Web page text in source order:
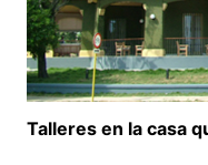
Talleres en la casa